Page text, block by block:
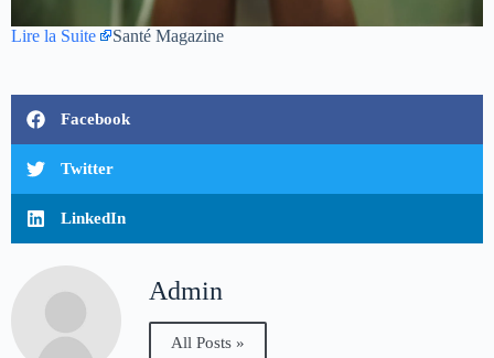
Lire la Suite Santé Magazine
Facebook
Twitter
LinkedIn
Admin
All Posts »